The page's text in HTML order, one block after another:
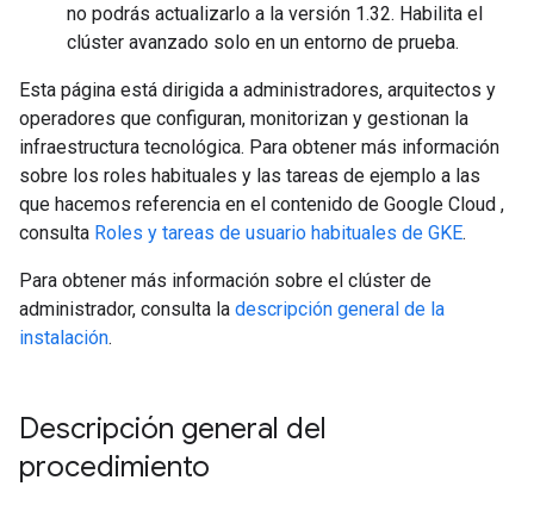
no podrás actualizarlo a la versión 1.32. Habilita el
clúster avanzado solo en un entorno de prueba.
Esta página está dirigida a administradores, arquitectos y
operadores que configuran, monitorizan y gestionan la
infraestructura tecnológica. Para obtener más información
sobre los roles habituales y las tareas de ejemplo a las
que hacemos referencia en el contenido de Google Cloud ,
consulta Roles y tareas de usuario habituales de GKE.
Para obtener más información sobre el clúster de
administrador, consulta la descripción general de la
instalación.
Descripción general del
procedimiento